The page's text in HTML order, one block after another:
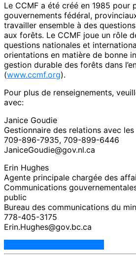
Le CCMF a été créé en 1985 pour
gouvernements fédéral,
travailler ensemble à des
aux forêts. Le CCMF joue un rôle
questions nationales et
orientations en matière de bonne
gestion durable des forêts dans
(www.ccmf.org).
Pour plus de renseignements,
avec:
Janice Goudie
Gestionnaire des relations avec
709-896-7935, 709-899-6446
JaniceGoudie@gov.nl.ca
Erin Hughes
Agente principale chargée des
Communications
public
Bureau des communications du
778-405-3175
Erin.Hughes@gov.bc.ca